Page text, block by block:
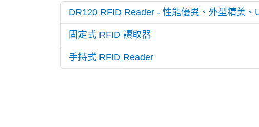
DR120 RFID Reader - 性能優異、外型精美
固定式 RFID 讀取器
手持式 RFID Reader